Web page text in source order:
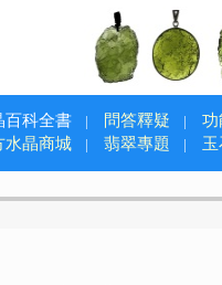
百科全書 | 問答釋疑 |
功
水晶商城 | 翡翠專題 |